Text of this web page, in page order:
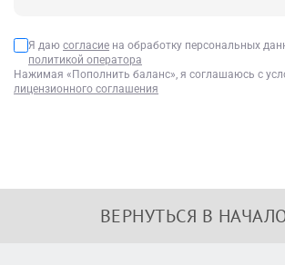
Я даю согласие на обработку персональных
политикой оператора
Нажимая «Пополнить баланс», я соглашаюсь с
лицензионного соглашения
ВЕРНУТЬСЯ В